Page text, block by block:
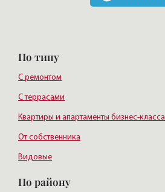
По типу
С ремонтом
С террасами
Квартиры и апартаменты бизнес-класса
От собственника
Видовые
По району